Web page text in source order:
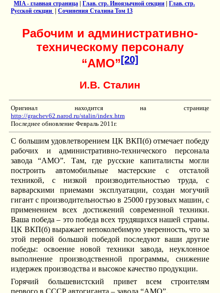
MIA - главная страница |Глав. стр. Иноязычной секции |Глав. стр.
Русской секции
|Сочинения Сталина Том 13
Рабочим и административно-
техническому персоналу
“АМО”[20]
И.В. Сталин
Оригинал находится на странице
http://grachev62.narod.ru/stalin/index.htm
Последнее обновление Февраль 2011г.
С большим удовлетворением ЦК ВКП(б) отмечает победу
рабочих и административно-технического персонала
завода “АМО”. Там, где русские капиталисты могли
построить автомобильные мастерские с отсталой
техникой, с низкой производительностью труда, с
варварскими приемами эксплуатации, создан могучий
гигант с производительностью в 25000 грузовых машин, с
применением всех достижений современной техники.
Ваша победа – это победа всех трудящихся нашей страны.
ЦК ВКП(б) выражает непоколебимую уверенность, что за
этой первой большой победой последуют ваши другие
победы: освоение новой техники завода, неуклонное
выполнение производственной программы, снижение
издержек производства и высокое качество продукции.
Горячий большевистский привет всем строителям
первого в СССР автогиганта – завода “АМО”.